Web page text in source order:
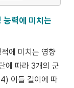
능력에 미치는
에 미치는 영향
에 따라 3개의 군
이들 길이에 따